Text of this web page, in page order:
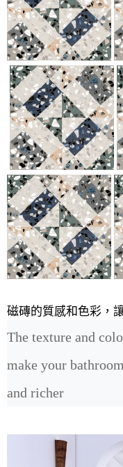
磁磚的質感和色彩，
The texture and
make your
and richer